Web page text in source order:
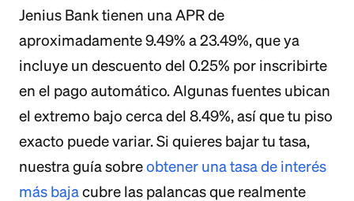
Jenius Bank tienen una APR de
aproximadamente 9.49% a 23.49%, que ya
incluye un descuento del 0.25% por inscribirte
en el pago automático. Algunas fuentes ubican
el extremo bajo cerca del 8.49%, así que tu piso
exacto puede variar. Si quieres bajar tu tasa,
nuestra guía sobreobtener una tasa de interés
más bajacubre las palancas que realmente